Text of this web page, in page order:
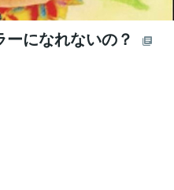
になれないの？